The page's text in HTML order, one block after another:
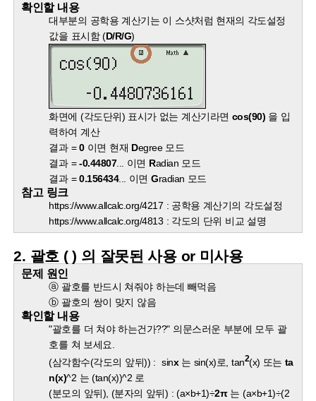
확인할 내용
대부분의 공학용 계산기는 이 스샷처럼 현재의 각도설정
값을 표시함 (D/R/G)
화면에 (각도단위) 표시가 없는 계산기라면 cos(90) 을 입
력하여 계산
결과 =0이면 현재 Degree 모드
결과 =-0.44807... 이면 Radian 모드
결과 =0.156434... 이면Gradian 모드
참고 링크
https://www.allcalc.org/4217 : 공학용 계산기의 각도설정
https://www.allcalc.org/4813 : 각도의 단위 비교 설명
2. 괄호 ( ) 의 잘못된 사용 or 미사용
문제 원인
ⓐ 괄호를 반드시 쳐줘야 하는데 빼먹음
ⓑ 괄호의 쌍이 맞지 않음​
확인할 내용
"괄호를 더 쳐야 하는건가??" 의문스러운 부분에 모두 괄
호를 쳐 보세요.
(삼각함수(각도의 앞뒤)) : sinx는 sin(x)로, tan2(x) 또는 ta
n(x)^2 는 (tan(x))^2 로
(분모의 앞뒤), (분자의 앞뒤) : (a×b+1)÷2π는 (a×b+1)÷(2